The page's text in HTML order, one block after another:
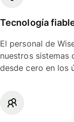
Tecnología
El personal de
nuestros sistemas
desde cero en los